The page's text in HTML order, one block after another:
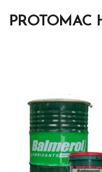
PROTOMAC